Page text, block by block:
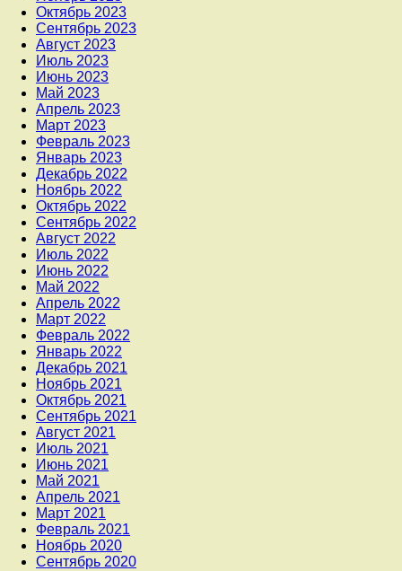
Октябрь 2023
Сентябрь 2023
Август 2023
Июль 2023
Июнь 2023
Май 2023
Апрель 2023
Март 2023
Февраль 2023
Январь 2023
Декабрь 2022
Ноябрь 2022
Октябрь 2022
Сентябрь 2022
Август 2022
Июль 2022
Июнь 2022
Май 2022
Апрель 2022
Март 2022
Февраль 2022
Январь 2022
Декабрь 2021
Ноябрь 2021
Октябрь 2021
Сентябрь 2021
Август 2021
Июль 2021
Июнь 2021
Май 2021
Апрель 2021
Март 2021
Февраль 2021
Ноябрь 2020
Сентябрь 2020